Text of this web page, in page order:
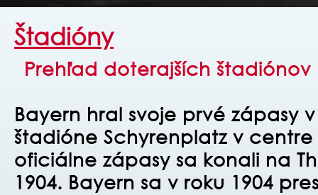
Štadióny
Prehľad doterajších štadiónov
Bayern hral svoje prvé zápasy
štadióne Schyrenplatz v
oficiálne zápasy sa konali na
1904. Bayern sa v roku 1904